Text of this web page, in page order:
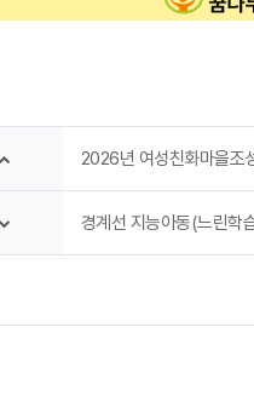
2026년 여성친화마을조
경계선 지능아동(느린학